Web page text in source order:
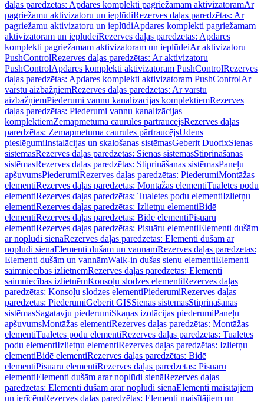
daļas paredzētas: Apdares komplekti pagriežamam aktivizatoramAr
pagriežamu aktivizatoru un ieplūdiRezerves daļas paredzētas: Ar
pagriežamu aktivizatoru un ieplūdiApdares komplekti pagriežamam
aktivizatoram un ieplūdeiRezerves daļas paredzētas: Apdares
komplekti pagriežamam aktivizatoram un ieplūdeiAr aktivizatoru
PushControlRezerves daļas paredzētas: Ar aktivizatoru
PushControlApdares komplekti aktivizatoram PushControlRezerves
daļas paredzētas: Apdares komplekti aktivizatoram PushControlAr
vārstu aizbāžņiemRezerves daļas paredzētas: Ar vārstu
aizbāžņiemPiederumi vannu kanalizācijas komplektiemRezerves
daļas paredzētas: Piederumi vannu kanalizācijas
komplektiemZemapmetuma caurules pārtraucējsRezerves daļas
paredzētas: Zemapmetuma caurules pārtraucējsŪdens
pieslēgumiInstalācijas un skalošanas sistēmasGeberit DuofixSienas
sistēmasRezerves daļas paredzētas: Sienas sistēmasStiprināšanas
sistēmasRezerves daļas paredzētas: Stiprināšanas sistēmasPaneļu
apšuvumsPiederumiRezerves daļas paredzētas: PiederumiMontāžas
elementiRezerves daļas paredzētas: Montāžas elementiTualetes podu
elementiRezerves daļas paredzētas: Tualetes podu elementiIzlietņu
elementiRezerves daļas paredzētas: Izlietņu elementiBidē
elementiRezerves daļas paredzētas: Bidē elementiPisuāru
elementiRezerves daļas paredzētas: Pisuāru elementiElementi dušām
ar noplūdi sienāRezerves daļas paredzētas: Elementi dušām ar
noplūdi sienāElementi dušām un vannāmRezerves daļas paredzētas:
Elementi dušām un vannāmWalk-in dušas sienu elementiElementi
saimniecības izlietnēmRezerves daļas paredzētas: Elementi
saimniecības izlietnēmKonsoļu slodzes elementiRezerves daļas
paredzētas: Konsoļu slodzes elementiPiederumiRezerves daļas
paredzētas: PiederumiGeberit GISSienas sistēmasStiprināšanas
sistēmasSagatavju piederumiSkaņas izolācijas piederumiPaneļu
apšuvumsMontāžas elementiRezerves daļas paredzētas: Montāžas
elementiTualetes podu elementiRezerves daļas paredzētas: Tualetes
podu elementiIzlietņu elementiRezerves daļas paredzētas: Izlietņu
elementiBidē elementiRezerves daļas paredzētas: Bidē
elementiPisuāru elementiRezerves daļas paredzētas: Pisuāru
elementiElementi dušām arar noplūdi sienāRezerves daļas
paredzētas: Elementi dušām arar noplūdi sienāElementi maisītājiem
un ierīcēmRezerves daļas paredzētas: Elementi maisītājiem un